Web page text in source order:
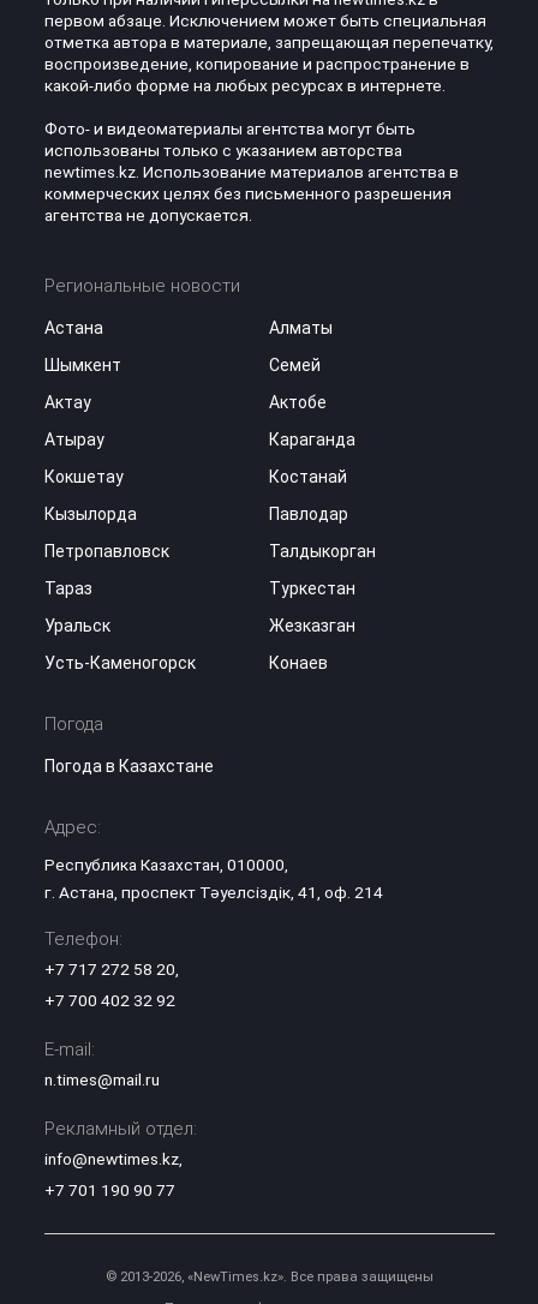
первом абзаце. Исключением может быть специальная
отметка автора в материале, запрещающая перепечатку,
воспроизведение, копирование и распространение в
какой-либо форме на любых ресурсах в интернете.
Фото- и видеоматериалы агентства могут быть
использованы только с указанием авторства
newtimes.kz. Использование материалов агентства в
коммерческих целях без письменного разрешения
агентства не допускается.
Региональные новости
Астана
Алматы
Шымкент
Семей
Актау
Актобе
Атырау
Караганда
Кокшетау
Костанай
Кызылорда
Павлодар
Петропавловск
Талдыкорган
Тараз
Туркестан
Уральск
Жезказган
Усть-Каменогорск
Конаев
Погода
Погода в Казахстане
Адрес:
Республика Казахстан, 010000,
г. Астана, проспект Тәуелсіздік, 41, оф. 214
Телефон:
+7 717 272 58 20
+7 700 402 32 92
E-mail:
n.times@mail.ru
Рекламный отдел:
info@newtimes.kz,
+7 701 190 90 77
© 2013-2026, «NewTimes.kz». Все права защищены